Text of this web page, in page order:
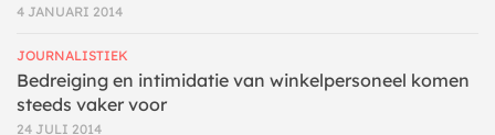
4 JANUARI 2014
JOURNALISTIEK
Bedreiging en intimidatie van winkelpersoneel komen
steeds vaker voor
24 JULI 2014